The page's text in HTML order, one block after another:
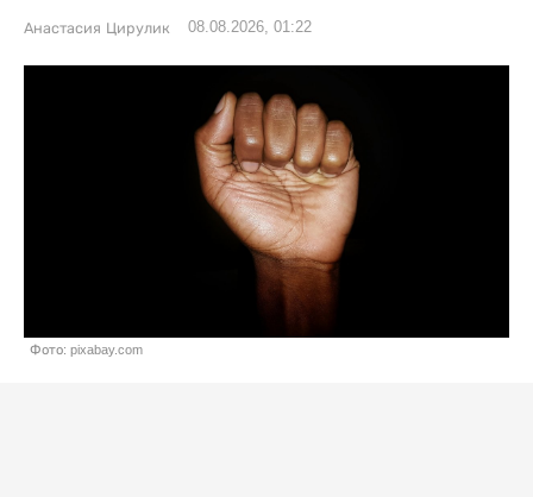
Анастасия Цирулик 08.08.2026, 01:22
Фото: pixabay.com